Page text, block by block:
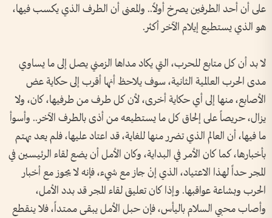
على أن أحد الطرفين يصرخ أولاً.. والمعنى أن الطرف الذي يكسب فيها،
هو الذي يستطيع إيلام الآخر أكثر.
لا بد أن كل متابع للحرب، التي يكاد مداها الزمني يصل إلى ما يساوي
مدى الحرب العالمية الثانية، سوف يلاحظ أنها أقرب إلى حكاية عض
الأصابع، منها إلى أي حكاية أخرى، لأن كل طرف من طرفيها، كان، ولا
يزال، حريصاً على إلحاق كل ما يستطيعه من أذى بالطرف الآخر.. وأسوأ
ما فيها، أن العالم الذي تضرر منها للغاية، قد اعتاد عليها، فلم يعد يهتم
بأخبارها، كما كان الأمر في البداية، وكان الأمل أن يضع لقاء الرئيسين في
المجر حداً لهذا الاعتياد، الذي إنْ جاز مع شيء، فإنه لا يجوز مع أخبار
الحرب وبشاعة عواقبها. وإذا كان تعليق لقاء المجر قد بدد الأمل،
وأصاب محبي السلام باليأس، فإن حبل الأمل يبقى ممتداً، فلا ينقطع